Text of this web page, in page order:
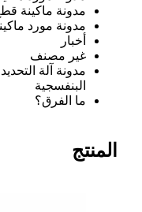
مدونة ماكينة
مدونة مورد
أخبار
غير مصنف
مدونة آلة
البنفسجية
ما الفرق؟
المنتج